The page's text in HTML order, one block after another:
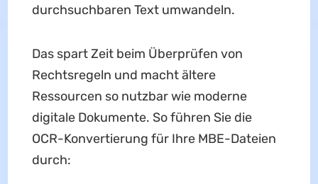
durchsuchbaren Text umwandeln.
Das spart Zeit beim Überprüfen von
Rechtsregeln und macht ältere
Ressourcen so nutzbar wie moderne
digitale Dokumente. So führen Sie die
OCR-Konvertierung für Ihre MBE-Dateien
durch: